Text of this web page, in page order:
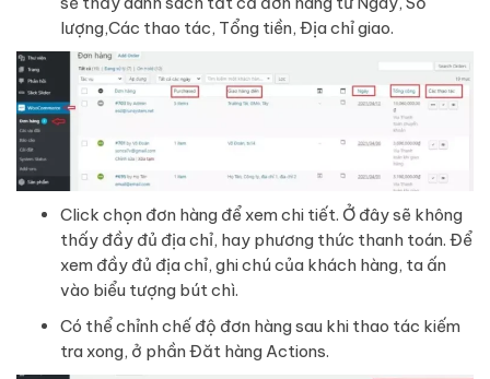
lượng,Các thao tác, Tổng tiền, Địa chỉ giao.
Click chọn đơn hàng để xem chi tiết. Ở đây sẽ không
thấy đầy đủ địa chỉ, hay phương thức thanh toán. Để
xem đầy đủ địa chỉ, ghi chú của khách hàng, ta ấn
vào biểu tượng bút chì.
Có thể chỉnh chế độ đơn hàng sau khi thao tác kiếm
tra xong, ở phần Đăt hàng Actions.